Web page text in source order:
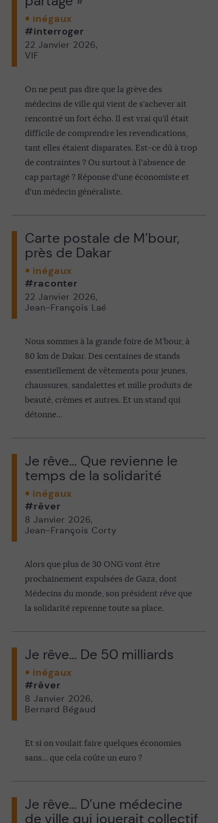
inégaux
#interroger
22 Janvier 2026,
VIF
On ne peut pas dire que la grève des
médecins de ville qui vient de s’achever ait
rencontré un fort écho. Il est vrai qu’il était
difficile de comprendre les revendications,
tant elles étaient disparates. Est-ce dû à trop
de contraintes ? Ou surtout à l'absence de
cap partagé ? Réponse d'une économiste et
d'un médecin généraliste.
Carte postale de M’bour,
près de Dakar
inégaux
#raconter
22 Janvier 2026,
Jean-François Laé
Nous sommes à la grande foire de M’bour, à
80 km de Dakar. Des centaines de stands
essentiellement de vêtements pour jeunes,
chaussures, sandalettes et mille produits de
beauté, crèmes et autres. Et un stand qui
détonne...
Je rêve… Que revienne le
temps de la solidarité
inégaux
#rêver
8 Janvier 2026,
Jean-François Corty
Alors que plus de 30 ONG vont être
prochainement expulsées de Gaza, dont
Médecins du monde, son président rêve que
la solidarité reprenne toute sa place.
Je rêve… De 50 milliards
inégaux
#rêver
8 Janvier 2026,
Bernard Bégaud
Et si on voulait faire quelques économies
sans... que cela coûte un euro ?
Je rêve… D’une médecine
de ville qui jouerait collectif